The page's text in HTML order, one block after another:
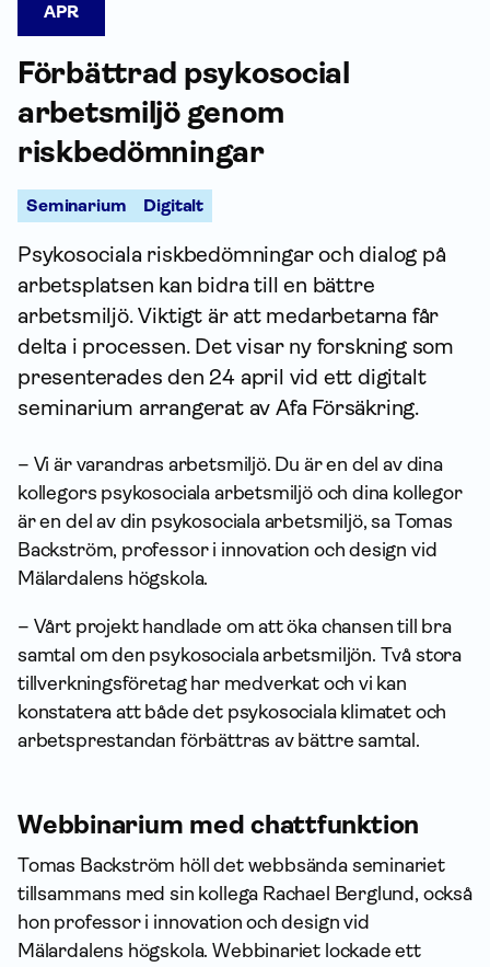
APR
Förbättrad psykosocial
arbetsmiljö genom
riskbedömningar
Seminarium Digitalt
Psykosociala riskbedömningar och dialog på
arbetsplatsen kan bidra till en bättre
arbetsmiljö. Viktigt är att medarbetarna får
delta i processen. Det visar ny forskning som
presenterades den 24 april vid ett digitalt
seminarium arrangerat av Afa För­säkring.
– Vi är varandras arbetsmiljö. Du är en del av dina
kollegors psykosociala arbetsmiljö och dina kollegor
är en del av din psykosociala arbetsmiljö, sa Tomas
Backström, professor i innovation och design vid
Mälardalens högskola.
– Vårt projekt handlade om att öka chansen till bra
samtal om den psykosociala arbetsmiljön. Två stora
tillverkningsföretag har medverkat och vi kan
konstatera att både det psykosociala klimatet och
arbetsprestandan förbättras av bättre samtal.
Webbinarium med chattfunktion
Tomas Backström höll det webbsända seminariet
tillsammans med sin kollega Rachael Berglund, också
hon professor i innovation och design vid
Mälardalens högskola. Webbinariet lockade ett